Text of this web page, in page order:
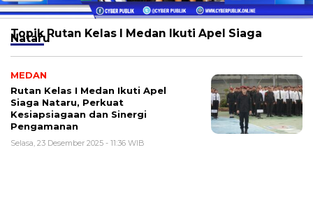
Topik Rutan Kelas I Medan Ikuti Apel Siaga
Nataru
MEDAN
Rutan Kelas I Medan Ikuti Apel
Siaga Nataru, Perkuat
Kesiapsiagaan dan Sinergi
Pengamanan
Selasa, 23 Desember 2025 - 11:36 WIB